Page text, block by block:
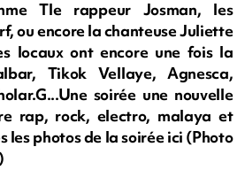
Tle rappeur Josman, les
ou encore la chanteuse Juliette
locaux ont encore une fois la
Tikok Vellaye, Agnesca,
soirée une nouvelle
rap, rock, electro, malaya et
les photos de la soirée ici (Photo